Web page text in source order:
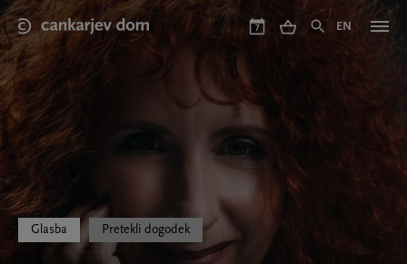
Skip
to
main
content
7 EN
Glasba Pretekli dogodek